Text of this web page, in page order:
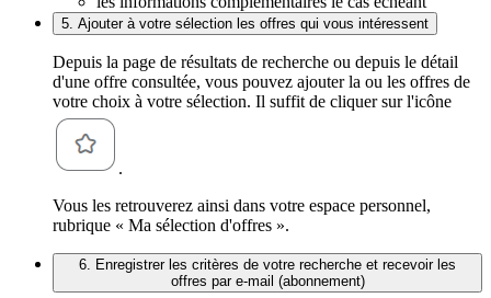
5. Ajouter à votre sélection les offres qui vous intéressent
Depuis la page de résultats de recherche ou depuis le détail
d'une offre consultée, vous pouvez ajouter la ou les offres de
votre choix à votre sélection. Il suffit de cliquer sur l'icône
.
Vous les retrouverez ainsi dans votre espace personnel,
rubrique « Ma sélection d'offres ».
6. Enregistrer les critères de votre recherche et recevoir les
offres par e-mail (abonnement)